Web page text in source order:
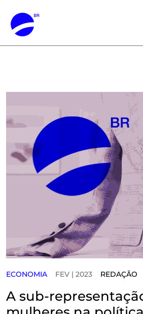
ECONOMIA FEV | 2023 REDAÇÃO
A sub-